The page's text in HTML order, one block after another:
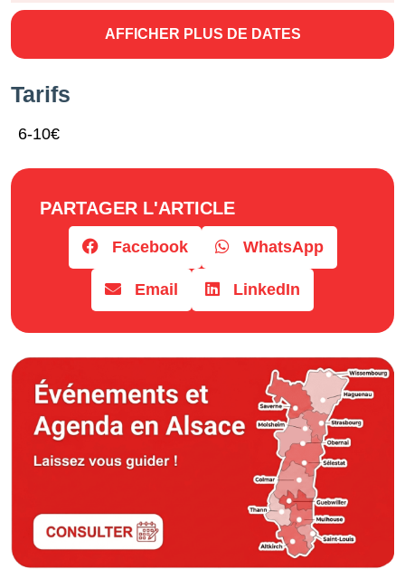
AFFICHER PLUS DE DATES
Tarifs
6-10€
PARTAGER L'ARTICLE
Facebook WhatsApp
Email LinkedIn